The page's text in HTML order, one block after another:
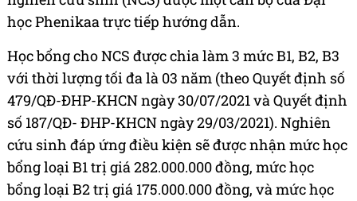
học Phenikaa trực tiếp hướng dẫn.
Học bổng cho NCS được chia làm 3 mức B1, B2, B3
với thời lượng tối đa là 03 năm (theo Quyết định số
479/QĐ-ĐHP-KHCN ngày 30/07/2021 và Quyết định
số 187/QĐ- ĐHP-KHCN ngày 29/03/2021). Nghiên
cứu sinh đáp ứng điều kiện sẽ được nhận mức học
bổng loại B1 trị giá 282.000.000 đồng, mức học
bổng loại B2 trị giá 175.000.000 đồng, và mức học